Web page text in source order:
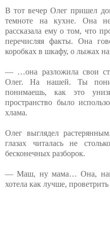
В тот вечер Олег пришел
темноте на кухне. Она
рассказала ему о том, что
перечисляя факты. Она
коробках в шкафу, о лыжах на
— …она разложила свои
Олег. На нашей. Ты
понимаешь, как это
пространство было
хлама.
Олег выглядел
глазах читалась не
бесконечных разборок.
— Маш, ну мама… Она,
хотела как лучше,